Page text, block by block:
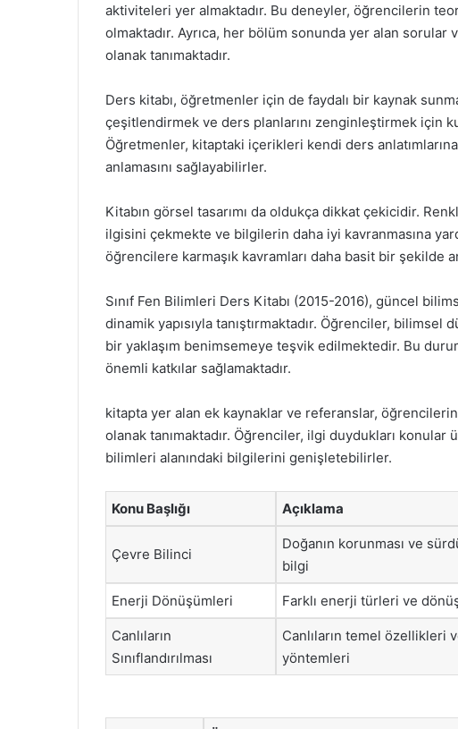
aktiviteleri yer almaktadır. Bu deneyler, öğrencilerin
olmaktadır. Ayrıca, her bölüm sonunda yer alan
olanak tanımaktadır.
Ders kitabı, öğretmenler için de faydalı bir kaynak
çeşitlendirmek ve ders planlarını zenginleştirmek için
Öğretmenler, kitaptaki içerikleri kendi ders
anlamasını sağlayabilirler.
Kitabın görsel tasarımı da oldukça dikkat çekicidir.
ilgisini çekmekte ve bilgilerin daha iyi kavranmasına
öğrencilere karmaşık kavramları daha basit bir şekilde
Sınıf Fen Bilimleri Ders Kitabı (2015-2016), güncel
dinamik yapısıyla tanıştırmaktadır. Öğrenciler,
bir yaklaşım benimsemeye teşvik edilmektedir. Bu
önemli katkılar sağlamaktadır.
kitapta yer alan ek kaynaklar ve referanslar,
olanak tanımaktadır. Öğrenciler, ilgi duydukları konular
bilimleri alanındaki bilgilerini genişletebilirler.
Konu Başlığı Açıklama
Çevre Bilinci
Doğanın korunması ve
bilgi
Enerji Dönüşümleri Farklı enerji türleri ve
Canlıların
Sınıflandırılması
Canlıların temel özellikleri
yöntemleri